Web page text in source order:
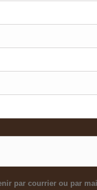
par courrier ou par